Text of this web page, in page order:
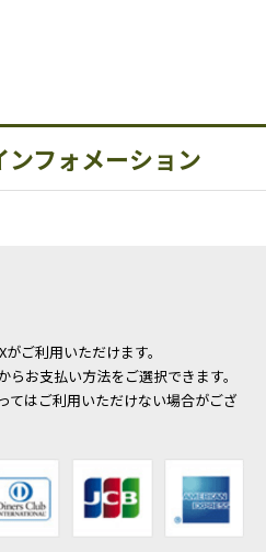
フォメーション
がご利用いただけます。
お支払い方法をご選択できます。
はご利用いただけない場合がござ